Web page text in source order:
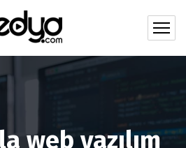
web yazılım